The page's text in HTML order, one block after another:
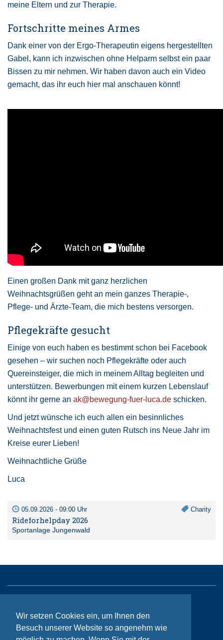
Wir setzen Cookies ein, um Ihnen den
Besuch unserer Website so angenehm wie
meine Eltern und zur Therapie.
Fortschritte meines Armes
Dank einer von der Ergo-Therapeutin eigens hergestellten
Gabel, kann ich inzwischen ohne Helparm selbst ein paar
Bissen zu mir nehmen. Wir haben davon auch ein Video
gemacht, das ihr euch hier mal anschauen könnt!
Einen großen Dank mit ganz herzlichen
Weihnachtsgrüßen geht an mein ganzes Therapie-,
Pflege- und Ärzte-Team, die mich bestens versorgen.
Pflegekräfte gesucht
Einige von euch haben es bestimmt schon bei Facebook
gesehen – wir suchen noch Pflegekräfte oder auch
Quereinsteiger, die mich in meinem Alltag begleiten und
unterstützen. Bewerbungen mit einem kurzen Lebenslauf
könnt ihr gerne an ak@bewegung-fuer-luca.de schicken.
Und jetzt wünsche ich euch allen ein besinnliches
Weihnachtsfest und einen guten Rutsch ins Neue Jahr im
Kreise eurer Lieben!
Weihnachtliche Grüße
Luca
05.09.2026 - 09:00 Uhr Charity
Rideforhelpday 2026
Sportanlage Jungenwald